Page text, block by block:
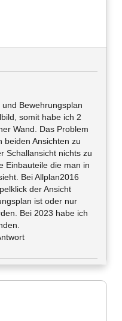
Bewehrungsplan
somit habe ich 2
Wand. Das Problem
beiden Ansichten zu
Schallansicht nichts zu
Einbauteile die man in
Bei Allplan2016
der Ansicht
ist oder nur
Bei 2023 habe ich